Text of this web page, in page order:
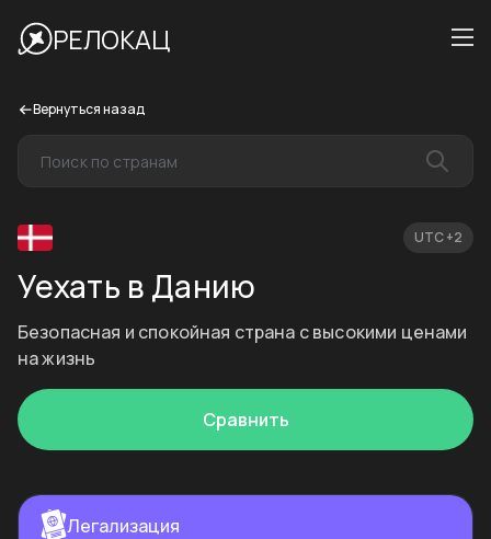
РЕЛОКАЦ
Вернуться назад
UTC +2
Уехать в Данию
Безопасная и спокойная страна с высокими ценами
на жизнь
Сравнить
Легализация